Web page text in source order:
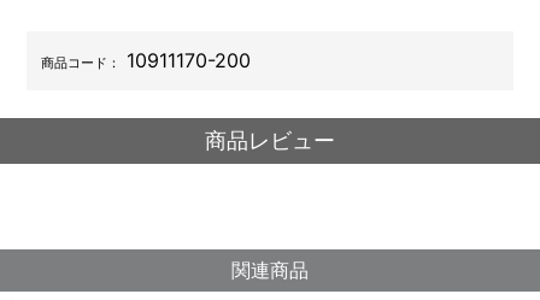
商品コード： 10911170-200
商品レビュー
関連商品